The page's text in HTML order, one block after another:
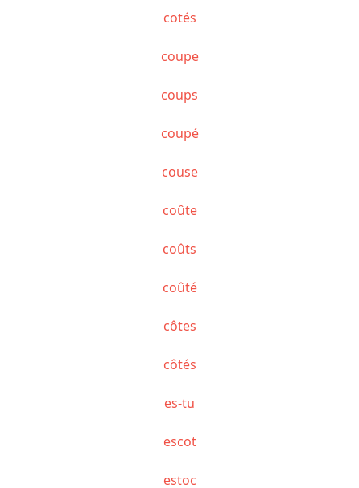
cotés
coupe
coups
coupé
couse
coûte
coûts
coûté
côtes
côtés
es-tu
escot
estoc